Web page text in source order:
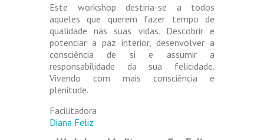
Este workshop destina-se a todos
aqueles que querem fazer tempo de
qualidade nas suas vidas. Descobrir e
potenciar a paz interior, desenvolver a
consciência de si e assumir a
responsabilidade da sua felicidade.
Vivendo com mais consciência e
plenitude.
Facilitadora
Diana Feliz